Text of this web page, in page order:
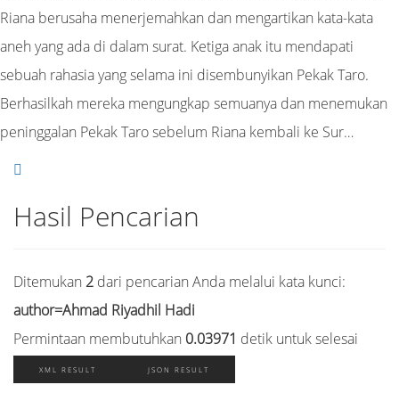
Riana berusaha menerjemahkan dan mengartikan kata-kata
aneh yang ada di dalam surat. Ketiga anak itu mendapati
sebuah rahasia yang selama ini disembunyikan Pekak Taro.
Berhasilkah mereka mengungkap semuanya dan menemukan
peninggalan Pekak Taro sebelum Riana kembali ke Sur…
Hasil Pencarian
Ditemukan 2 dari pencarian Anda melalui kata kunci:
author=Ahmad Riyadhil Hadi
Permintaan membutuhkan 0.03971 detik untuk selesai
XML RESULT JSON RESULT